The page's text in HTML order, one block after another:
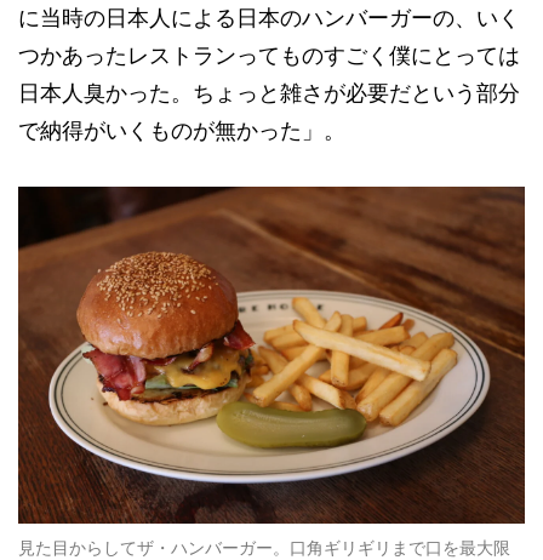
に当時の日本人による日本のハンバーガーの、いく
つかあったレストランってものすごく僕にとっては
日本人臭かった。ちょっと雑さが必要だという部分
で納得がいくものが無かった」。
見た目からしてザ・ハンバーガー。口角ギリギリまで口を最大限